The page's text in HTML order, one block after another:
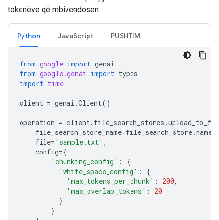
tokenëve që mbivendosen.
Python JavaScript PUSHTIM
from google import genai
from google.genai import types
import time
client = genai .Client()
operation = client. file_search_stores .
file_search_store_name=file_search_store.name
file= 'sample.txt' ,
config={
'chunking_config' :
{
'white_space_config' :
{
'max_tokens_per_chunk' : 200,
'max_overlap_tokens' :
20
}
}